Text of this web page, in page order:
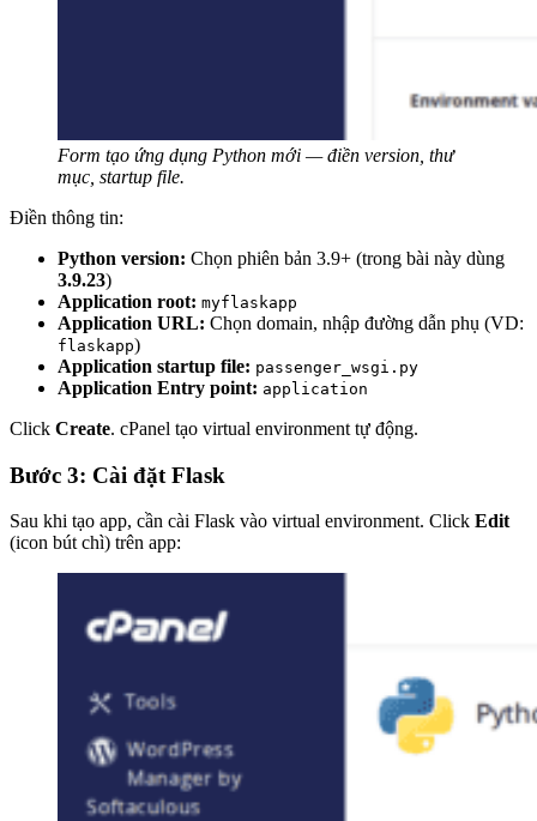
Form tạo ứng dụng Python mới — điền version, thư
mục, startup file.
Điền thông tin:
Python version: Chọn phiên bản 3.9+ (trong bài này dùng
3.9.23)
Application root: myflaskapp
Application URL: Chọn domain, nhập đường dẫn phụ (VD:
flaskapp)
Application startup file: passenger_wsgi.py
Application Entry point: application
Click Create. cPanel tạo virtual environment tự động.
Bước 3: Cài đặt Flask
Sau khi tạo app, cần cài Flask vào virtual environment. Click Edit
(icon bút chì) trên app: